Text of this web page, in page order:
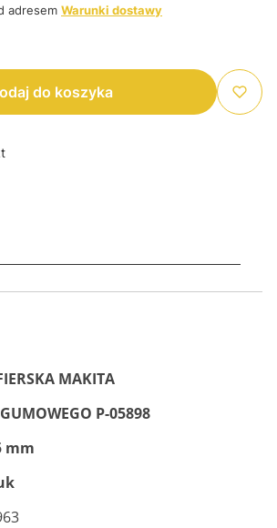
adresem Warunki dostawy
do koszyka
MAKITA
P-05898
mm